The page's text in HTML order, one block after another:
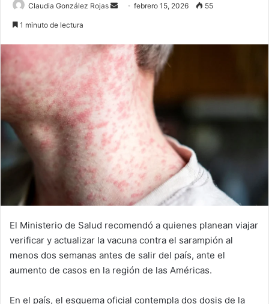
Claudia González Rojas
Sendfebrero 15, 2026 55
1 minuto de lectura
El Ministerio de Salud recomendó a quienes planean viajar
verificar y actualizar la vacuna contra el sarampión al
menos dos semanas antes de salir del país, ante el
aumento de casos en la región de las Américas.
En el país, el esquema oficial contempla dos dosis de la